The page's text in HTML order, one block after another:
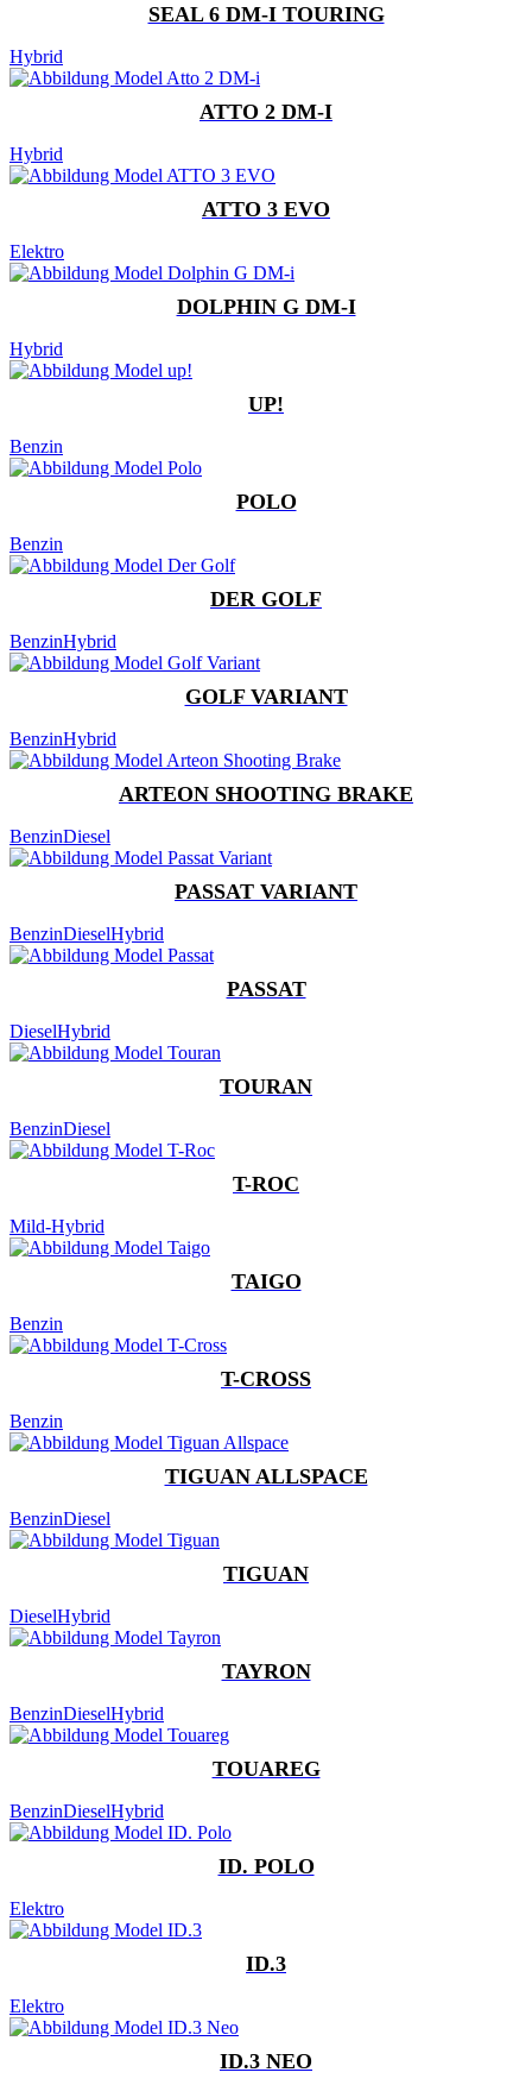
SEAL 6 DM-I TOURING
Hybrid
ATTO 2 DM-I
Hybrid
ATTO 3 EVO
Elektro
DOLPHIN G DM-I
Hybrid
UP!
Benzin
POLO
Benzin
DER GOLF
BenzinHybrid
GOLF VARIANT
BenzinHybrid
ARTEON SHOOTING BRAKE
BenzinDiesel
PASSAT VARIANT
BenzinDieselHybrid
PASSAT
DieselHybrid
TOURAN
BenzinDiesel
T-ROC
Mild-Hybrid
TAIGO
Benzin
T-CROSS
Benzin
TIGUAN ALLSPACE
BenzinDiesel
TIGUAN
DieselHybrid
TAYRON
BenzinDieselHybrid
TOUAREG
BenzinDieselHybrid
ID. POLO
Elektro
ID.3
Elektro
ID.3 NEO